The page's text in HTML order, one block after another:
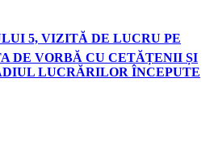
5, VIZITĂ DE LUCRU PE
DE VORBĂ CU CETĂȚENII ȘI
LUCRĂRILOR ÎNCEPUTE